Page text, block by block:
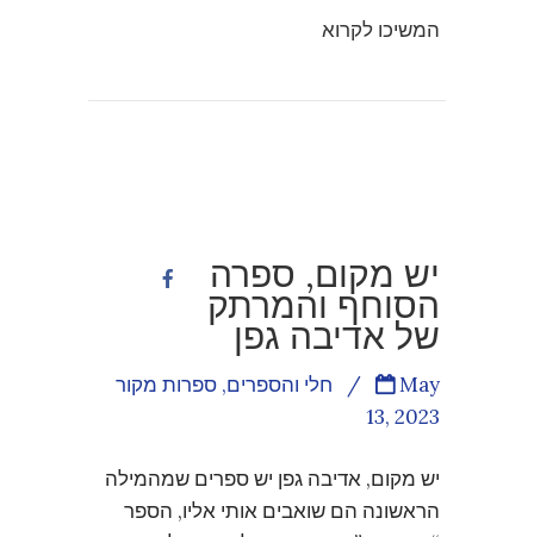
המשיכו לקרוא
יש מקום, ספרה
הסוחף והמרתק
של אדיבה גפן
חלי והספרים, ספרות מקור /
May
13, 2023
יש מקום, אדיבה גפן יש ספרים שמהמילה
הראשונה הם שואבים אותי אליו, הספר